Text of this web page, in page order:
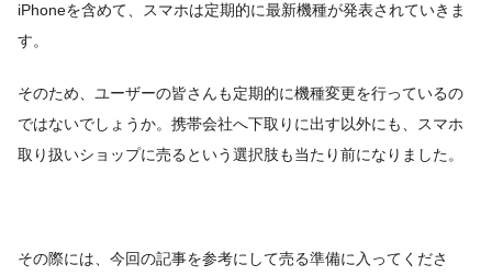
iPhoneを含めて、スマホは定期的に最新機種が発表されていきま
す。
そのため、ユーザーの皆さんも定期的に機種変更を行っているの
ではないでしょうか。携帯会社へ下取りに出す以外にも、スマホ
取り扱いショップに売るという選択肢も当たり前になりました。
その際には、今回の記事を参考にして売る準備に入ってくださ